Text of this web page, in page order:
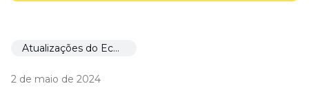
Atualizações do Ecwid
2 de maio de 2024